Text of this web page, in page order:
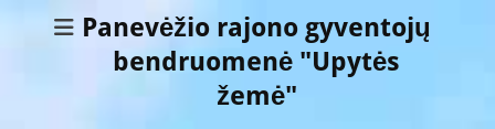
Panevėžio rajono gyventojų
bendruomenė "Upytės
žemė"